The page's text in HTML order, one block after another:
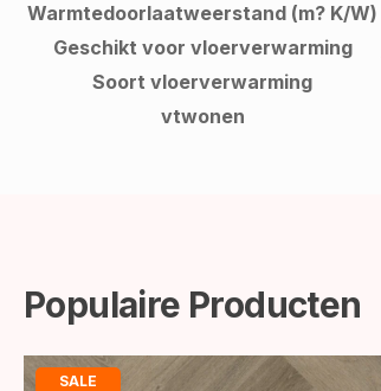
Warmtedoorlaatweerstand (m? K/W)
Geschikt voor vloerverwarming
Soort vloerverwarming
vtwonen
Populaire Producten
SALE